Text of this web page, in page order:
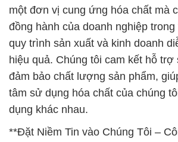
một đơn vị cung ứng hóa chất mà
đồng hành của doanh nghiệp
quy trình sản xuất và kinh doanh
hiệu quả. Chúng tôi cam kết hỗ trợ
đảm bảo chất lượng sản phẩm,
tâm sử dụng hóa chất của chúng
dụng khác nhau.
**Đặt Niềm Tin vào Chúng Tôi –